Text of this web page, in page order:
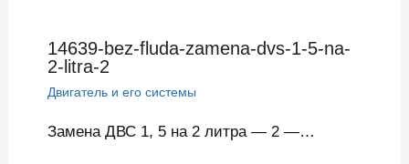
14639-bez-fluda-zamena-dvs-1-5-na-
2-litra-2
Двигатель и его системы
Замена ДВС 1, 5 на 2 литра — 2 —…